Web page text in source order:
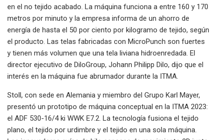
en el no tejido acabado. La máquina funciona a entre 160 y 170
metros por minuto y la empresa informa de un ahorro de
energía de hasta el 50 por ciento por kilogramo de tejido, según
el producto. Las telas fabricadas con MicroPunch son fuertes
y tienen más volumen que una tela liviana hidroenredada. El
director ejecutivo de DiloGroup, Johann Philipp Dilo, dijo que el
interés en la máquina fue abrumador durante la ITMA.
Stoll, con sede en Alemania y miembro del Grupo Karl Mayer,
presentó un prototipo de máquina conceptual en la ITMA 2023:
el ADF 530-16/4 ki WWK E7.2. La tecnología fusiona el tejido
plano, el tejido por urdimbre y el tejido en una sola máquina.